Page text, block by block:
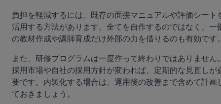
負担を軽減するには、既存の面接マニュアルや評価シート
活用する方法があります。全てを自作するのではなく、一
の教材作成や講師育成だけ外部の力を借りるのも有効です
また、研修プログラムは一度作って終わりではありません
採用市場や自社の採用方針が変われば、定期的な見直しが
要です。内製化する場合は、運用後の改善まで含めて計画
ておきましょう。